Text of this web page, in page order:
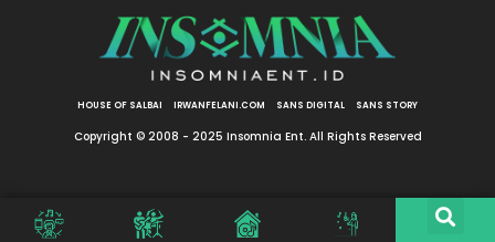
HOUSE OF SALBAI IRWANFELANI.COM SANS DIGITAL SANS STORY
Copyright © 2008 - 2025 Insomnia Ent. All Rights Reserved